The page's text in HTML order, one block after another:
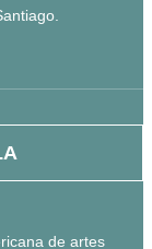
de artes